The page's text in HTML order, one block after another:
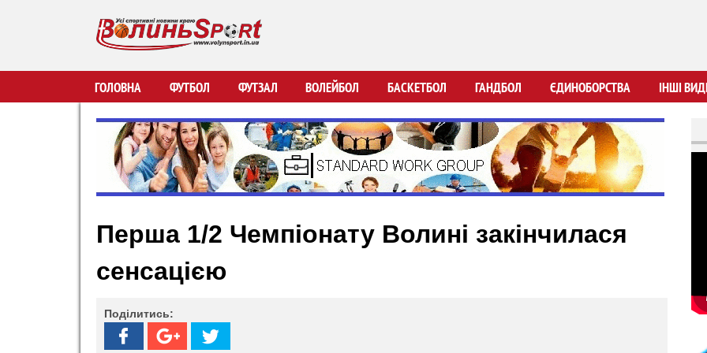
вмісту
В
о
и
н
ь
ГОЛОВНА ФУТБОЛ ФУТЗАЛ ВОЛЕЙБОЛ БАСКЕТБОЛ ГАНДБОЛ ЄДИНОБОРСТВА ІНШІ
Перша 1/2 Чемпіонату Волині закінчилася
сенсацією
Поділитись: